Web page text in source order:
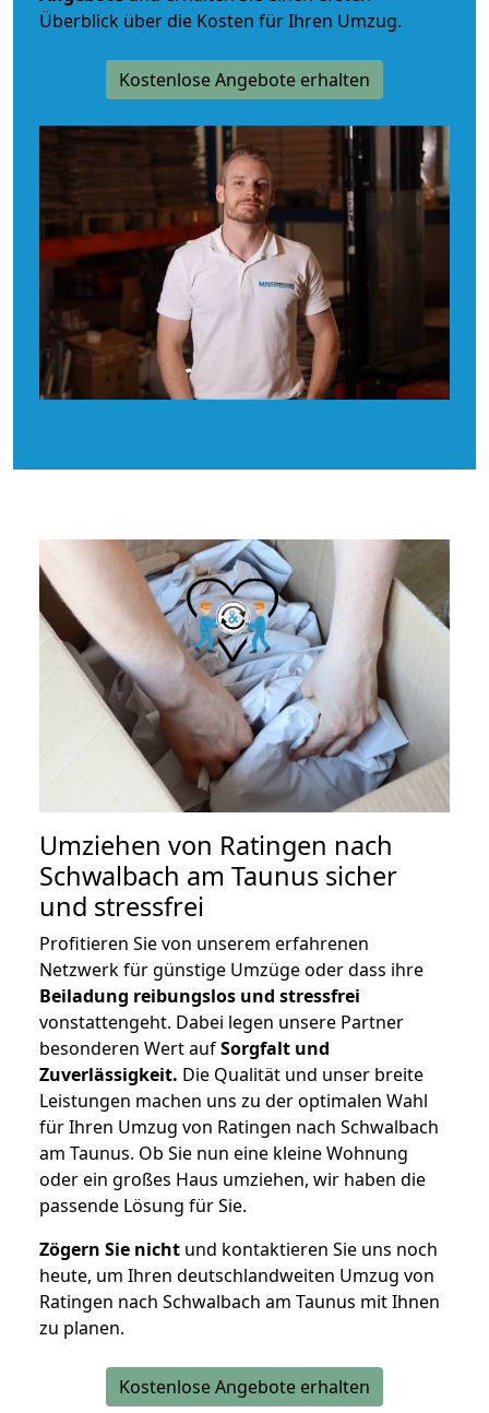
Überblick über die Kosten für Ihren Umzug.
Kostenlose Angebote erhalten
Umziehen von Ratingen nach
Schwalbach am Taunus sicher
und stressfrei
Profitieren Sie von unserem erfahrenen
Netzwerk für günstige Umzüge oder dass ihre
Beiladung reibungslos und stressfrei
vonstattengeht. Dabei legen unsere Partner
besonderen Wert aufSorgfalt und
Zuverlässigkeit. Die Qualität und unser breite
Leistungen machen uns zu der optimalen Wahl
für Ihren Umzug von Ratingen nach Schwalbach
am Taunus. Ob Sie nun eine kleine Wohnung
oder ein großes Haus umziehen, wir haben die
passende Lösung für Sie.
Zögern Sie nicht und kontaktieren Sie uns noch
heute, um Ihren deutschlandweiten Umzug von
Ratingen nach Schwalbach am Taunus mit Ihnen
zu planen.
Kostenlose Angebote erhalten